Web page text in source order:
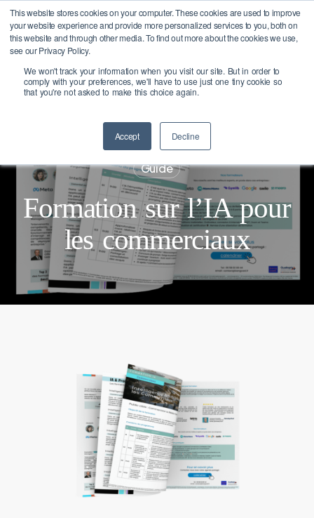
This website stores cookies on your computer. These cookies are used to improve
your website experience and provide more personalized services to you, both on
this website and through other media. To find out more about the cookies we use,
see our Privacy Policy.
We won't track your information when you visit our site. But in order to
comply with your preferences, we'll have to use just one tiny cookie so
that you're not asked to make this choice again.
Accept Decline
Skip
to
main
content
Menu
Guide
Formation sur l’IA pour
les commerciaux
Close
Bangcast rejoint le groupe
PALO IT pour favoriser la
transition responsable des
entreprises vers l'IA
En savoir plus
X